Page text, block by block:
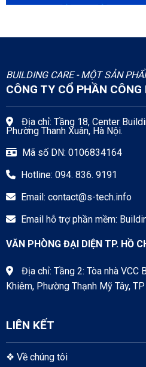
BUILDING CARE - MỘT SẢN
CÔNG TY CỔ PHẦN CÔNG
Địa chỉ: Tầng 18, Center
Phường Thanh Xuân, Hà Nội.
Mã số DN: 0106834164
Hotline: 094. 836. 9191
Email: contact@s-tech.info
Email hỗ trợ phần mềm:
VĂN PHÒNG ĐẠI DIỆN TP. HỒ
Địa chỉ: Tầng 2: Tòa nhà VCC
Khiêm, Phường Thạnh Mỹ Tây,
LIÊN KẾT
❖ Về chúng tôi